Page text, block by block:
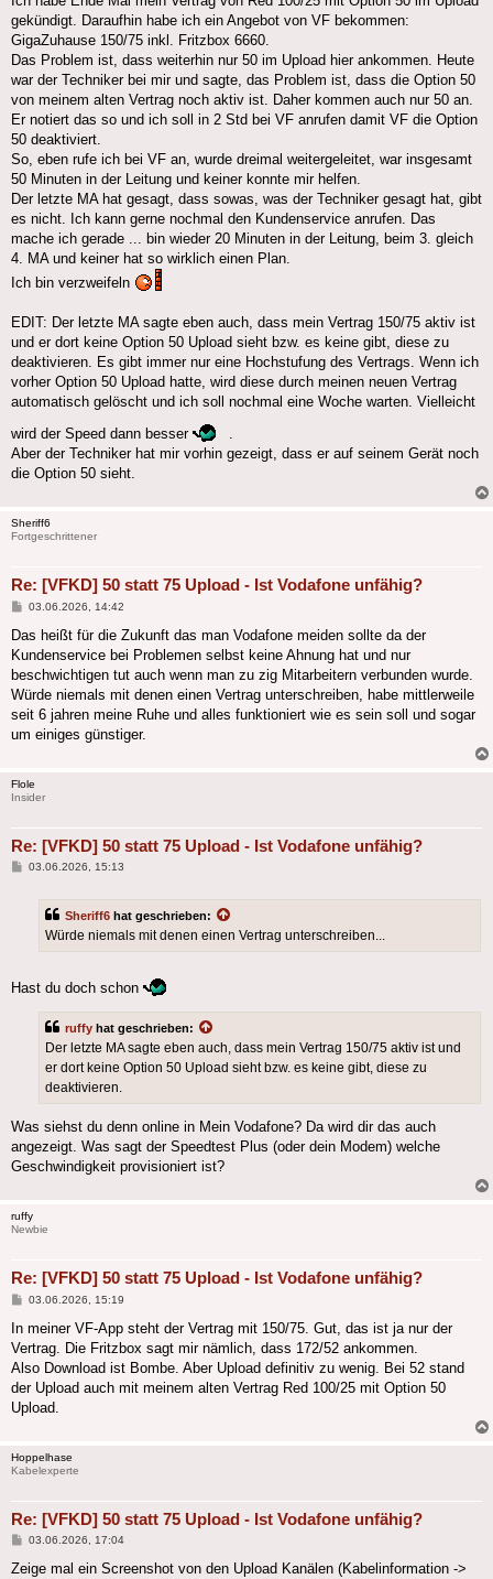
gekündigt. Daraufhin habe ich ein Angebot von VF bekommen:
GigaZuhause 150/75 inkl. Fritzbox 6660.
Das Problem ist, dass weiterhin nur 50 im Upload hier ankommen. Heute
war der Techniker bei mir und sagte, das Problem ist, dass die Option 50
von meinem alten Vertrag noch aktiv ist. Daher kommen auch nur 50 an.
Er notiert das so und ich soll in 2 Std bei VF anrufen damit VF die Option
50 deaktiviert.
So, eben rufe ich bei VF an, wurde dreimal weitergeleitet, war insgesamt
50 Minuten in der Leitung und keiner konnte mir helfen.
Der letzte MA hat gesagt, dass sowas, was der Techniker gesagt hat, gibt
es nicht. Ich kann gerne nochmal den Kundenservice anrufen. Das
mache ich gerade ... bin wieder 20 Minuten in der Leitung, beim 3. gleich
4. MA und keiner hat so wirklich einen Plan.
Ich bin verzweifeln
EDIT: Der letzte MA sagte eben auch, dass mein Vertrag 150/75 aktiv ist
und er dort keine Option 50 Upload sieht bzw. es keine gibt, diese zu
deaktivieren. Es gibt immer nur eine Hochstufung des Vertrags. Wenn ich
vorher Option 50 Upload hatte, wird diese durch meinen neuen Vertrag
automatisch gelöscht und ich soll nochmal eine Woche warten. Vielleicht
wird der Speed dann besser
.
Aber der Techniker hat mir vorhin gezeigt, dass er auf seinem Gerät noch
die Option 50 sieht.
Sheriff6
Fortgeschrittener
Re: [VFKD] 50 statt 75 Upload - Ist Vodafone unfähig?
Beitrag
03.06.2026, 14:42
Das heißt für die Zukunft das man Vodafone meiden sollte da der
Kundenservice bei Problemen selbst keine Ahnung hat und nur
beschwichtigen tut auch wenn man zu zig Mitarbeitern verbunden wurde.
Würde niemals mit denen einen Vertrag unterschreiben, habe mittlerweile
seit 6 jahren meine Ruhe und alles funktioniert wie es sein soll und sogar
um einiges günstiger.
Flole
Insider
Re: [VFKD] 50 statt 75 Upload - Ist Vodafone unfähig?
Beitrag
03.06.2026, 15:13
Sheriff6 hat geschrieben:
Würde niemals mit denen einen Vertrag unterschreiben...
Hast du doch schon
ruffy hat geschrieben:
Der letzte MA sagte eben auch, dass mein Vertrag 150/75 aktiv ist und
er dort keine Option 50 Upload sieht bzw. es keine gibt, diese zu
deaktivieren.
Was siehst du denn online in Mein Vodafone? Da wird dir das auch
angezeigt. Was sagt der Speedtest Plus (oder dein Modem) welche
Geschwindigkeit provisioniert ist?
ruffy
Newbie
Re: [VFKD] 50 statt 75 Upload - Ist Vodafone unfähig?
Beitrag
03.06.2026, 15:19
In meiner VF-App steht der Vertrag mit 150/75. Gut, das ist ja nur der
Vertrag. Die Fritzbox sagt mir nämlich, dass 172/52 ankommen.
Also Download ist Bombe. Aber Upload definitiv zu wenig. Bei 52 stand
der Upload auch mit meinem alten Vertrag Red 100/25 mit Option 50
Upload.
Hoppelhase
Kabelexperte
Re: [VFKD] 50 statt 75 Upload - Ist Vodafone unfähig?
Beitrag
03.06.2026, 17:04
Zeige mal ein Screenshot von den Upload Kanälen (Kabelinformation ->